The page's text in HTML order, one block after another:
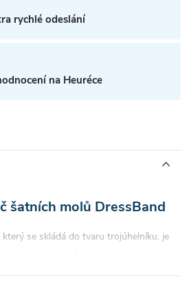
rychlé odeslání
na Heuréce
šatních molů DressBand
se skládá do tvaru trojúhelníku, je
lepový prostředek na odchyt a